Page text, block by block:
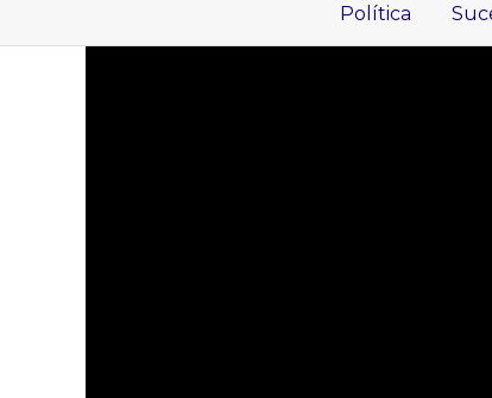
Política